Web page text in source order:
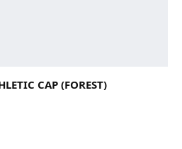
CAP (FOREST)